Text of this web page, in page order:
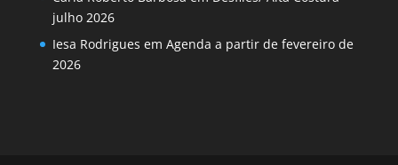
julho 2026
Iesa Rodrigues em Agenda a partir de fevereiro de
2026